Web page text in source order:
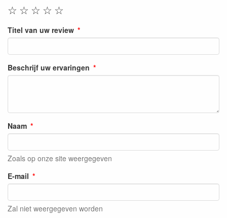
☆
☆
☆
☆
☆
Titel van uw review
Beschrijf uw ervaringen
Naam
Zoals op onze site weergegeven
E-mail
Zal niet weergegeven worden